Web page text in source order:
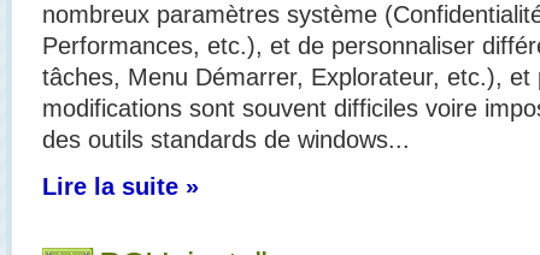
nombreux paramètres système
Performances, etc.), et de personnaliser
tâches, Menu Démarrer, Explorateur, etc.), et
modifications sont souvent difficiles voire
des outils standards de windows...
Lire la suite »